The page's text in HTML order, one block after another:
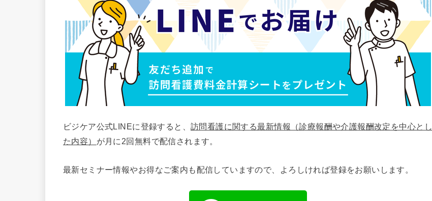
ビジケア公式LINEに登録すると、訪問看護に関する最新情報（診療報酬や介護報酬改定を中心とし
た内容） が月に2回無料で配信されます。
最新セミナー情報やお得なご案内も配信していますので、よろしければ登録をお願いします。